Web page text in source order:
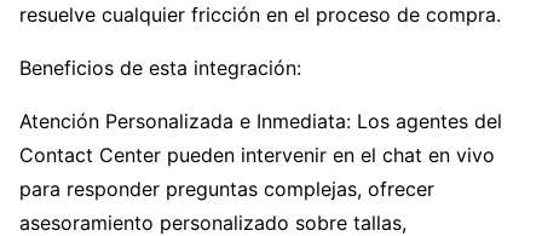
resuelve cualquier fricción en el proceso de compra.
Beneficios de esta integración:
Atención Personalizada e Inmediata: Los agentes del
Contact Center pueden intervenir en el chat en vivo
para responder preguntas complejas, ofrecer
asesoramiento personalizado sobre tallas,